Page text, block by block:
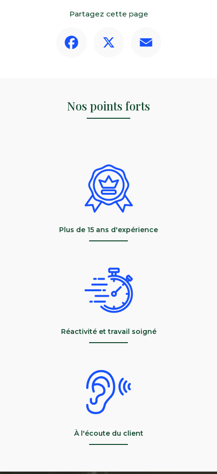
Partagez cette page
Nos points forts
Plus de 15 ans d'expérience
Réactivité et travail soigné
À l'écoute du client